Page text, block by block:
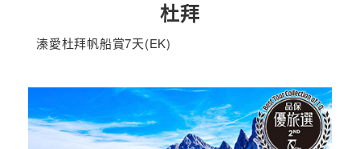
杜拜
溱愛杜拜帆船賞7天(EK)